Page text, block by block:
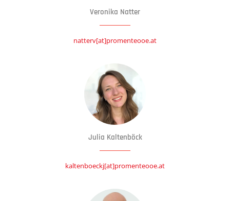
Veronika Natter
natterv[at]promenteooe.at
Julia Kaltenböck
kaltenboeckj[at]promenteooe.at